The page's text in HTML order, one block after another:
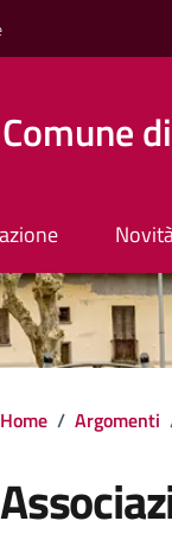
Comune
Home / Argomenti